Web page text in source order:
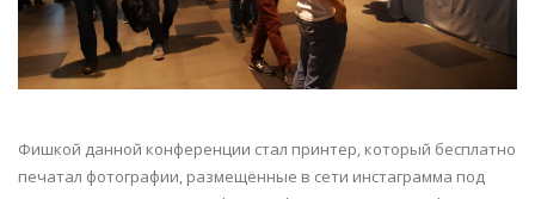
Фишкой данной конференции стал принтер, который бесплатно
печатал фотографии, размещённые в сети инстаграмма под